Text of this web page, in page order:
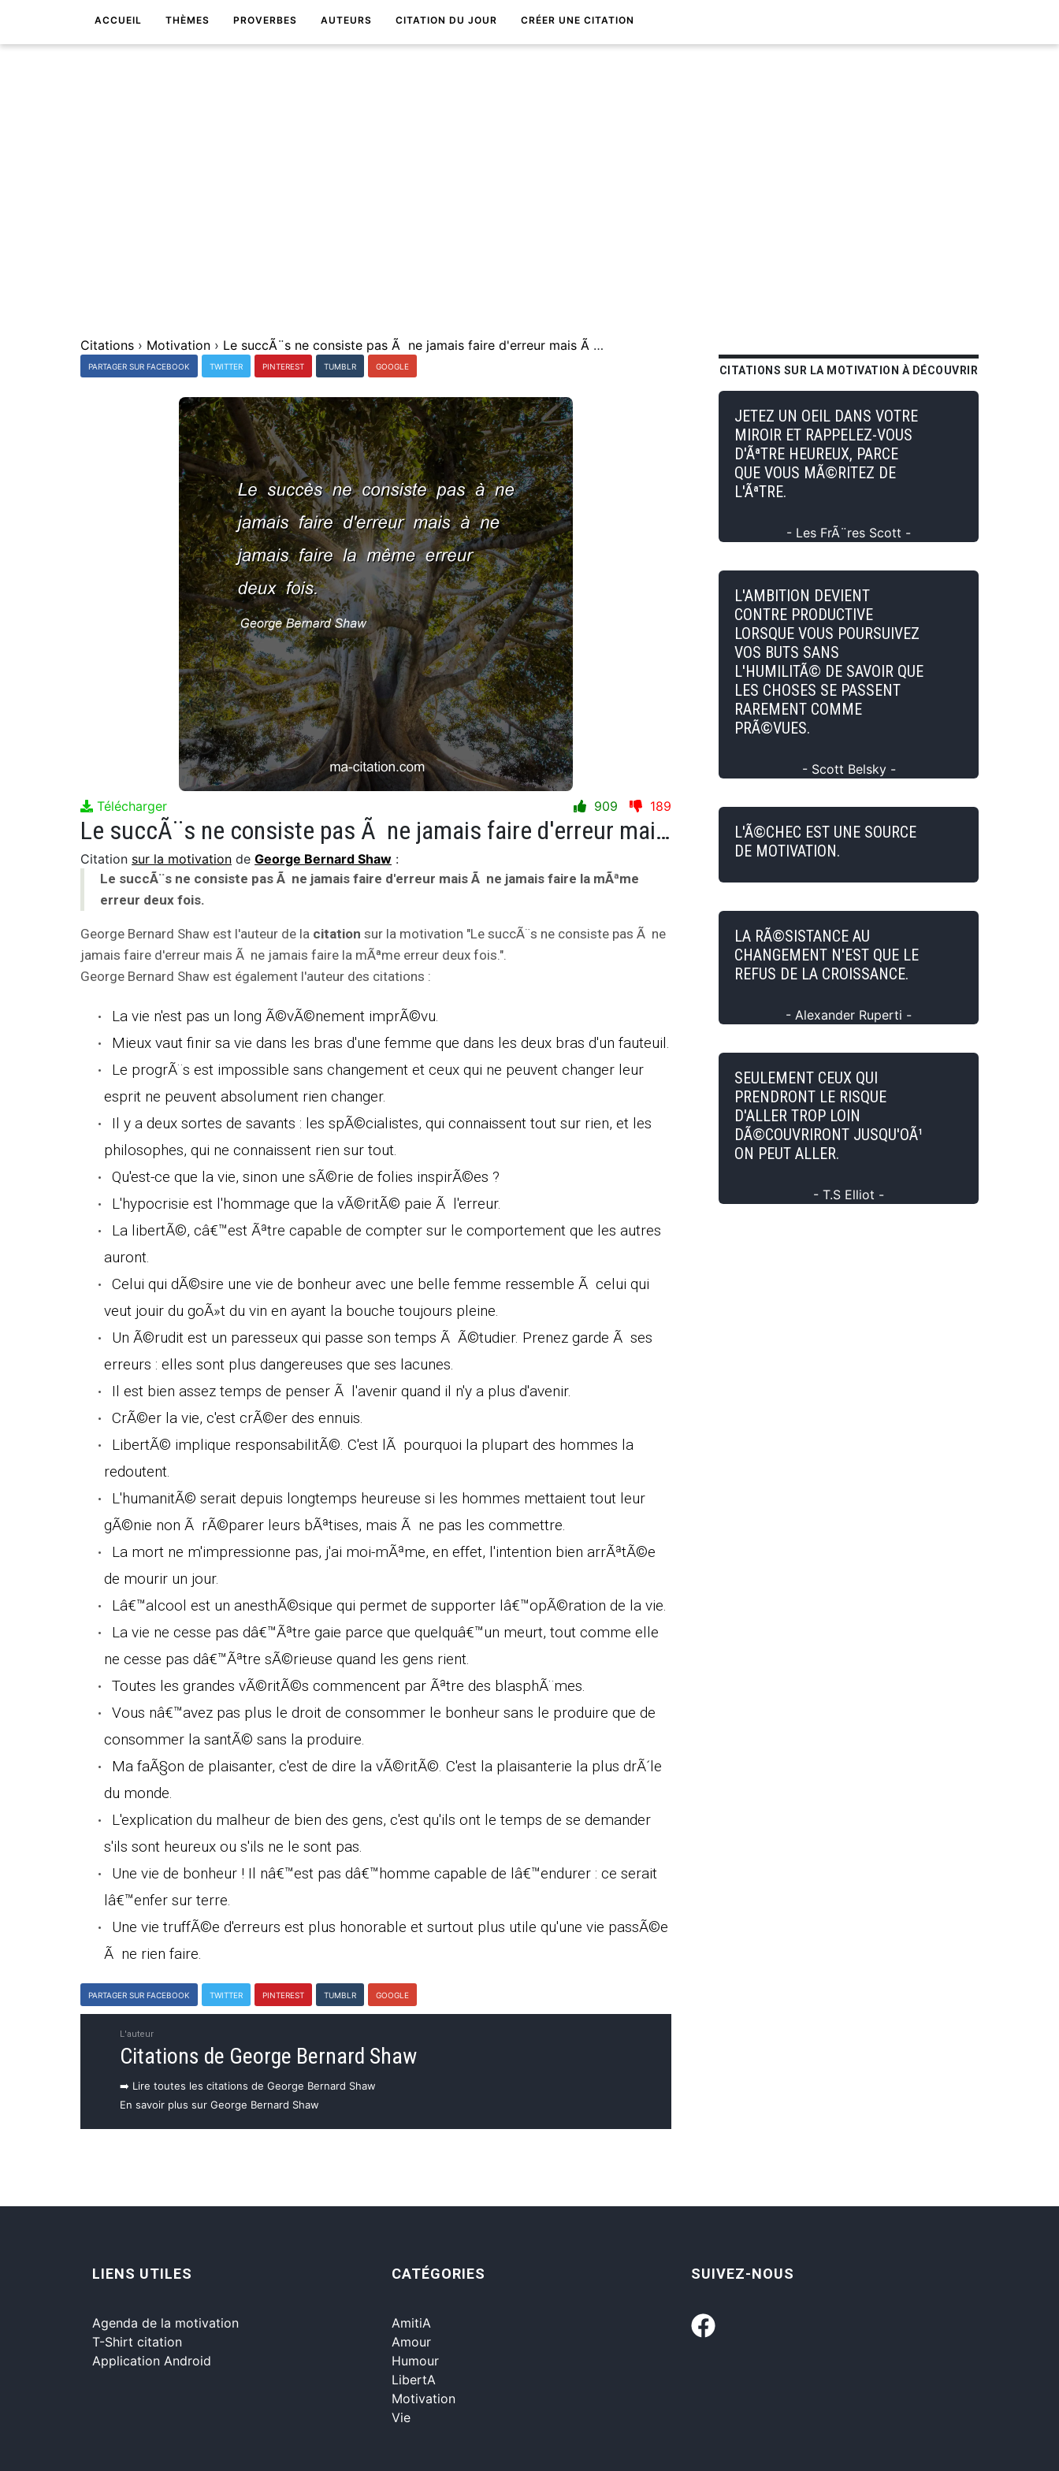
ACCUEIL THÈMES PROVERBES AUTEURS CITATION DU JOUR CRÉER UNE CITATION
Citations › Motivation › Le succÃ¨s ne consiste pas Ã ne jamais faire d'erreur mais Ã ne jamais faire la mÃªme erreur deux fois.
PARTAGER SUR FACEBOOK TWITTER PINTEREST TUMBLR GOOGLE
Télécharger 909 189
Le succÃ¨s ne consiste pas Ã ne jamais faire d'erreur mais Ã ne jamais faire la mÃªme erreur deux fois.
Citation sur la motivation de George Bernard Shaw :
Le succÃ¨s ne consiste pas Ã ne jamais faire d'erreur mais Ã ne jamais faire la mÃªme
erreur deux fois.
George Bernard Shaw est l'auteur de la citation sur la motivation "Le succÃ¨s ne consiste pas Ã ne
jamais faire d'erreur mais Ã ne jamais faire la mÃªme erreur deux fois.".
George Bernard Shaw est également l'auteur des citations :
La vie n'est pas un long Ã©vÃ©nement imprÃ©vu.
Mieux vaut finir sa vie dans les bras d'une femme que dans les deux bras d'un fauteuil.
Le progrÃ¨s est impossible sans changement et ceux qui ne peuvent changer leur
esprit ne peuvent absolument rien changer.
Il y a deux sortes de savants : les spÃ©cialistes, qui connaissent tout sur rien, et les
philosophes, qui ne connaissent rien sur tout.
Qu'est-ce que la vie, sinon une sÃ©rie de folies inspirÃ©es ?
L'hypocrisie est l'hommage que la vÃ©ritÃ© paie Ã l'erreur.
La libertÃ©, câ€™est Ãªtre capable de compter sur le comportement que les autres
auront.
Celui qui dÃ©sire une vie de bonheur avec une belle femme ressemble Ã celui qui
veut jouir du goÃ»t du vin en ayant la bouche toujours pleine.
Un Ã©rudit est un paresseux qui passe son temps Ã Ã©tudier. Prenez garde Ã ses
erreurs : elles sont plus dangereuses que ses lacunes.
Il est bien assez temps de penser Ã l'avenir quand il n'y a plus d'avenir.
CrÃ©er la vie, c'est crÃ©er des ennuis.
LibertÃ© implique responsabilitÃ©. C'est lÃ pourquoi la plupart des hommes la
redoutent.
L'humanitÃ© serait depuis longtemps heureuse si les hommes mettaient tout leur
gÃ©nie non Ã rÃ©parer leurs bÃªtises, mais Ã ne pas les commettre.
La mort ne m'impressionne pas, j'ai moi-mÃªme, en effet, l'intention bien arrÃªtÃ©e
de mourir un jour.
Lâ€™alcool est un anesthÃ©sique qui permet de supporter lâ€™opÃ©ration de la vie.
La vie ne cesse pas dâ€™Ãªtre gaie parce que quelquâ€™un meurt, tout comme elle
ne cesse pas dâ€™Ãªtre sÃ©rieuse quand les gens rient.
Toutes les grandes vÃ©ritÃ©s commencent par Ãªtre des blasphÃ¨mes.
Vous nâ€™avez pas plus le droit de consommer le bonheur sans le produire que de
consommer la santÃ© sans la produire.
Ma faÃ§on de plaisanter, c'est de dire la vÃ©ritÃ©. C'est la plaisanterie la plus drÃ´le
du monde.
L'explication du malheur de bien des gens, c'est qu'ils ont le temps de se demander
s'ils sont heureux ou s'ils ne le sont pas.
Une vie de bonheur ! Il nâ€™est pas dâ€™homme capable de lâ€™endurer : ce serait
lâ€™enfer sur terre.
Une vie truffÃ©e d'erreurs est plus honorable et surtout plus utile qu'une vie passÃ©e
Ã ne rien faire.
PARTAGER SUR FACEBOOK TWITTER PINTEREST TUMBLR GOOGLE
L'auteur
Citations de George Bernard Shaw
➡️ Lire toutes les citations de George Bernard Shaw
En savoir plus sur George Bernard Shaw
CITATIONS SUR LA MOTIVATION À DÉCOUVRIR
JETEZ UN OEIL DANS VOTRE
MIROIR ET RAPPELEZ-VOUS
D'ÃªTRE HEUREUX, PARCE
QUE VOUS MÃ©RITEZ DE
L'ÃªTRE.
- Les FrÃ¨res Scott -
L'AMBITION DEVIENT
CONTRE PRODUCTIVE
LORSQUE VOUS POURSUIVEZ
VOS BUTS SANS
L'HUMILITÃ© DE SAVOIR QUE
LES CHOSES SE PASSENT
RAREMENT COMME
PRÃ©VUES.
- Scott Belsky -
L'Ã©CHEC EST UNE SOURCE
DE MOTIVATION.
LA RÃ©SISTANCE AU
CHANGEMENT N'EST QUE LE
REFUS DE LA CROISSANCE.
- Alexander Ruperti -
SEULEMENT CEUX QUI
PRENDRONT LE RISQUE
D'ALLER TROP LOIN
DÃ©COUVRIRONT JUSQU'OÃ¹
ON PEUT ALLER.
- T.S Elliot -
LIENS UTILES
Agenda de la motivation
T-Shirt citation
Application Android
CATÉGORIES
AmitiA
Amour
Humour
LibertA
Motivation
Vie
SUIVEZ-NOUS